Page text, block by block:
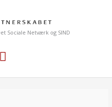
Sociale Netværk og SIND